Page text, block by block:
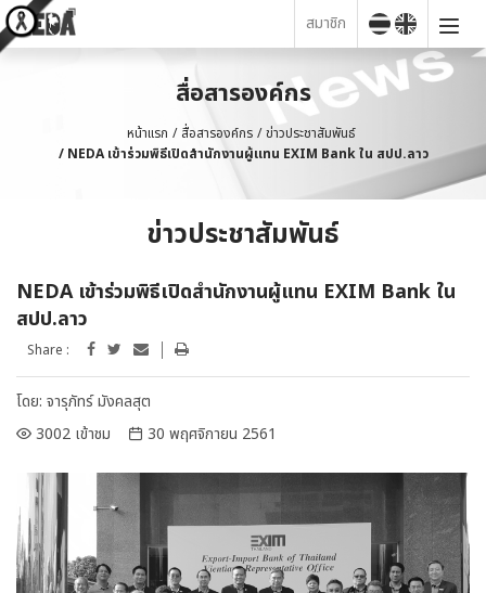
สมาชิก
สื่อสารองค์กร
หน้าแรก สื่อสารองค์กร
ข่าวประชาสัมพันธ์
NEDA เข้าร่วมพิธีเปิดสำนักงานผู้แทน EXIM Bank ใน สปป.ลาว
ข่าวประชาสัมพันธ์
NEDA เข้าร่วมพิธีเปิดสำนักงานผู้แทน EXIM Bank ใน
สปป.ลาว
Share :
โดย: จารุภัทร์ มังคลสุต
3002 เข้าชม
30 พฤศจิกายน 2561